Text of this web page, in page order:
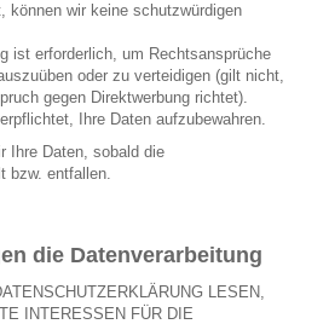
können wir keine schutzwürdigen
ist erforderlich, um Rechtsansprüche
oder zu verteidigen (gilt nicht,
gegen Direktwerbung richtet).
Ihre Daten aufzubewahren.
Ihre Daten, sobald die
bzw. entfallen.
die Datenverarbeitung
LESEN,
INTERESSEN FÜR DIE